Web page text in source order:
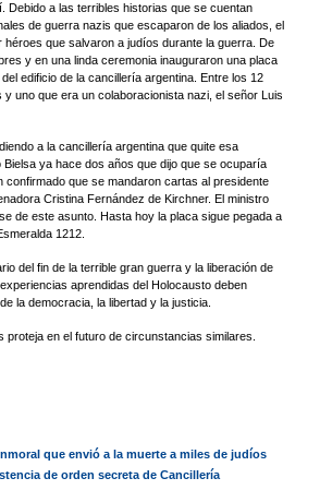
Debido a las terribles historias que se cuentan
de guerra nazis que escaparon de los aliados, el
héroes que salvaron a judíos durante la guerra. De
y en una linda ceremonia inauguraron una placa
edificio de la cancillería argentina. Entre los 12
uno que era un colaboracionista nazi, el señor Luis
a la cancillería argentina que quite esa
ya hace dos años que dijo que se ocuparía
confirmado que se mandaron cartas al presidente
Cristina Fernández de Kirchner. El ministro
de este asunto. Hasta hoy la placa sigue pegada a
1212.
del fin de la terrible gran guerra y la liberación de
aprendidas del Holocausto deben
la democracia, la libertad y la justicia.
en el futuro de circunstancias similares.
que envió a la muerte a miles de judíos
de orden secreta de Cancillería